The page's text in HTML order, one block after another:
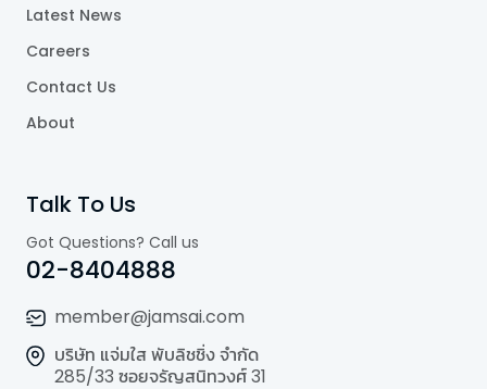
Latest News
Careers
Contact Us
About
Talk To Us
Got Questions? Call us
02-8404888
member@jamsai.com
บริษัท แจ่มใส พับลิชชิ่ง จำกัด
285/33 ซอยจรัญสนิทวงศ์ 31